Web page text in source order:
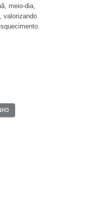
meio-dia,
valorizando